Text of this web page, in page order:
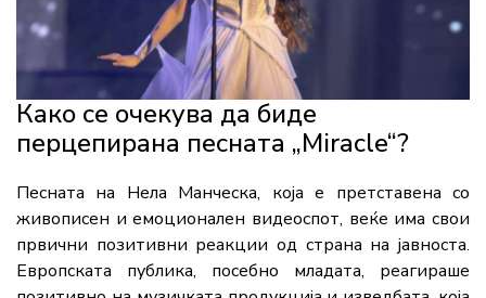
Како се очекува да биде
перцепирана песната „Miracle“?
Песната на Нела Манческа, која е претставена со
живописен и емоционален видеоспот, веќе има свои
првични позитивни реакции од страна на јавноста.
Европската публика, посебно младата, реагираше